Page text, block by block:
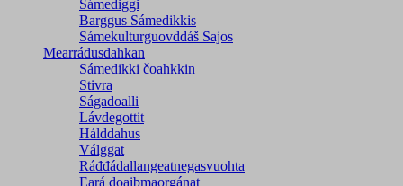
Sámediggi
Barggus Sámedikkis
Sámekulturguovddáš Sajos
Mearrádusdahkan
Sámedikki čoahkkin
Stivra
Ságadoalli
Lávdegottit
Hálddahus
Válggat
Ráđđádallangeatnegas­vuohta
Eará doaibmaorgánat